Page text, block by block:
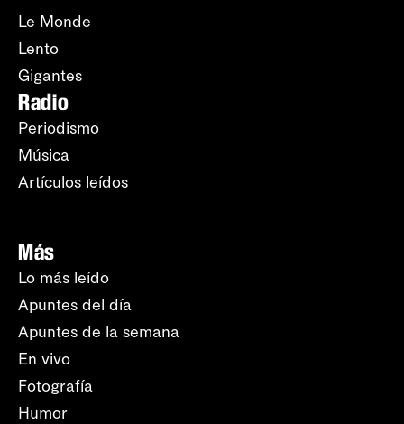
Le Monde
Lento
Gigantes
Radio
Periodismo
Música
Artículos leídos
Más
Lo más leído
Apuntes del día
Apuntes de la semana
En vivo
Fotografía
Humor